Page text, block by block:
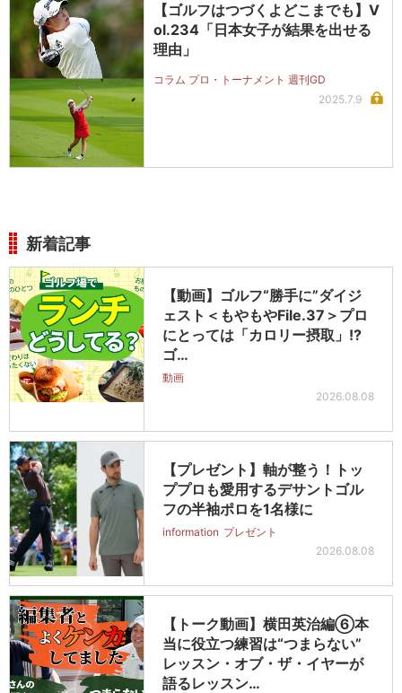
【ゴルフはつづくよどこまでも】V
ol.234「日本女子が結果を出せる
理由」
コラム プロ・トーナメント 週刊GD
2025.7.9
新着記事
【動画】ゴルフ“勝手に”ダイジ
ェスト＜もやもやFile.37＞プロ
にとっては「カロリー摂取」!?
ゴ…
動画
2026.08.08
【プレゼント】軸が整う！トッ
ププロも愛用するデサントゴル
フの半袖ポロを1名様に
information プレゼント
2026.08.08
【トーク動画】横田英治編⑥本
当に役立つ練習は“つまらない”
レッスン・オブ・ザ・イヤーが
語るレッスン…